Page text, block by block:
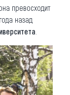
превосходит
назад